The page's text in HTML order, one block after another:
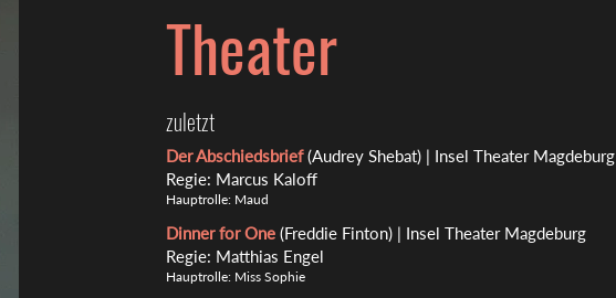
Theater
zuletzt
Der Abschiedsbrief(Audrey Shebat) | Insel Theater Magdeburg
Regie: Marcus Kaloff
Hauptrolle: Maud
Dinner for One(Freddie Finton) | Insel Theater Magdeburg
Regie: Matthias Engel
Hauptrolle: Miss Sophie